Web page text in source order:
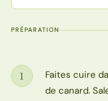
PRÉPARATION
Étape
1
Faites cuire
de canard.